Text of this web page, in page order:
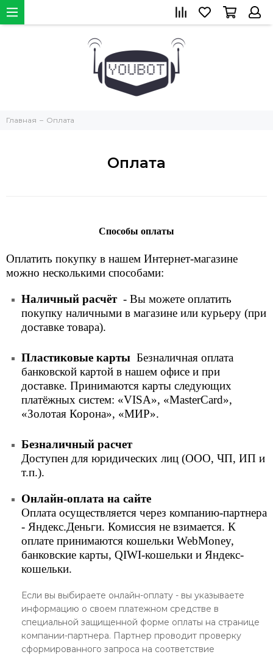
Главная Оплата
Оплата
Способы оплаты
Оплатить покупку в нашем Интернет-магазине
можно несколькими способами:
Наличный расчёт- Вы можете оплатить
покупку наличными в магазине или курьеру (при
доставке товара).
Пластиковые карты Безналичная оплата
банковской картой в нашем офисе и при
доставке. Принимаются карты следующих
платёжных систем: «VISA», «MasterCard»,
«Золотая Корона», «МИР».
Безналичный расчет
Доступен для юридических лиц (ООО, ЧП, ИП и
т.п.).
Онлайн-оплата на сайте
Оплата осуществляется через компанию-партнера
- Яндекс.Деньги. Комиссия не взимается. К
оплате принимаются кошельки WebMoney,
банковские карты, QIWI-кошельки и Яндекс-
кошельки.
Если вы выбираете онлайн-оплату - вы указываете
информацию о своем платежном средстве в
специальной защищенной форме оплаты на странице
компании-партнера. Партнер проводит проверку
сформированного запроса на соответствие